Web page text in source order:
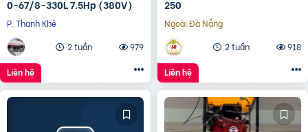
0-67/8-330L 7.5Hp (380V)
P. Thanh Khê
2 tuần
979
Liên hệ
250
Ngoài Đà Nẵng
2 tuần
918
Liên hệ